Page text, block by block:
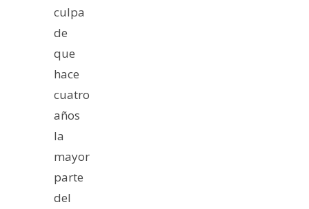
culpa
de
que
hace
cuatro
años
la
mayor
parte
del